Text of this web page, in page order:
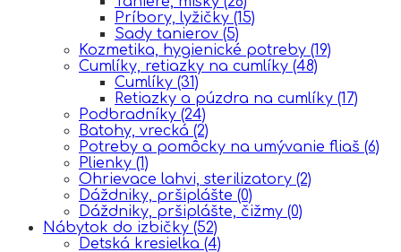
Príbory, lyžičky (15)
Sady tanierov (5)
Kozmetika, hygienické potreby (19)
Cumlíky, retiazky na cumlíky (48)
Cumlíky (31)
Retiazky a púzdra na cumlíky (17)
Podbradníky (24)
Batohy, vrecká (2)
Potreby a pomôcky na umývanie fliaš (6)
Plienky (1)
Ohrievace lahvi, sterilizatory (2)
Dáždniky, pršiplášte (0)
Dáždniky, pršiplášte, čižmy (0)
Nábytok do izbičky (52)
Detská kresielka (4)